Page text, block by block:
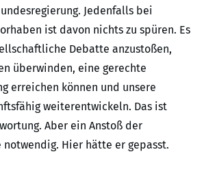
Jedenfalls bei
ist davon nichts zu spüren. Es
Debatte anzustoßen,
überwinden, eine gerechte
erreichen können und unsere
weiterentwickeln. Das ist
Aber ein Anstoß der
notwendig. Hier hätte er gepasst.